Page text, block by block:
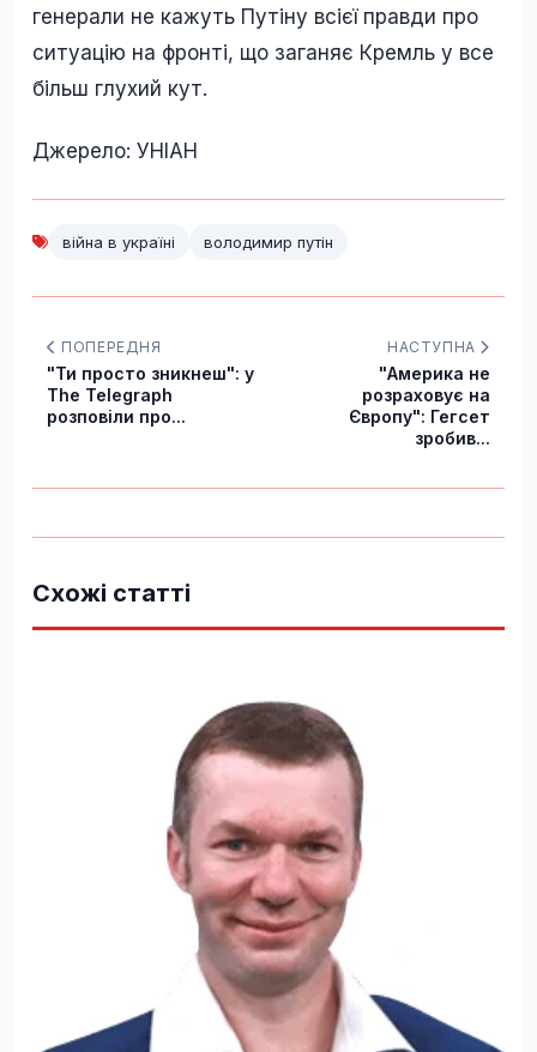
генерали не кажуть Путіну всієї правди про
ситуацію на фронті, що заганяє Кремль у все
більш глухий кут.
Джерело: УНІАН
війна в україні володимир путін
ПОПЕРЕДНЯ
"Ти просто зникнеш": у
The Telegraph
розповіли про...
НАСТУПНА
"Америка не
розраховує на
Європу": Гегсет
зробив...
Схожі статті